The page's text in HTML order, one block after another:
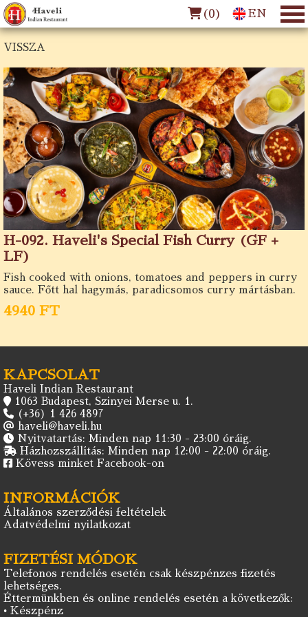
(0) EN
VISSZA
H-092. Haveli's Special Fish Curry (GF +
LF)
Fish cooked with onions, tomatoes and peppers in curry
sauce. Főtt hal hagymás, paradicsomos curry mártásban.
4940 FT
KAPCSOLAT
Haveli Indian Restaurant
1063 Budapest, Szinyei Merse u. 1.
(+36) 1 426 4897
haveli@haveli.hu
Nyitvatartás: Minden nap 11:30 - 23:00 óráig.
Házhozszállítás: Minden nap 12:00 - 22:00 óráig.
Kövess minket Facebook-on
INFORMÁCIÓK
Általános szerződési feltételek
Adatvédelmi nyilatkozat
FIZETÉSI MÓDOK
Telefonos rendelés esetén csak készpénzes fizetés
lehetséges.
Éttermünkben és online rendelés esetén a következők:
• Készpénz